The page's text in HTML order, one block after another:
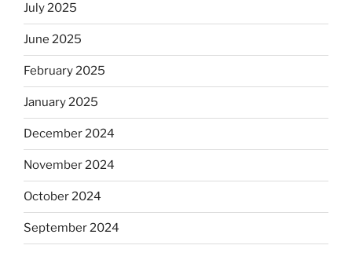
July 2025
June 2025
February 2025
January 2025
December 2024
November 2024
October 2024
September 2024